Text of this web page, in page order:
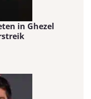
in Ghezel